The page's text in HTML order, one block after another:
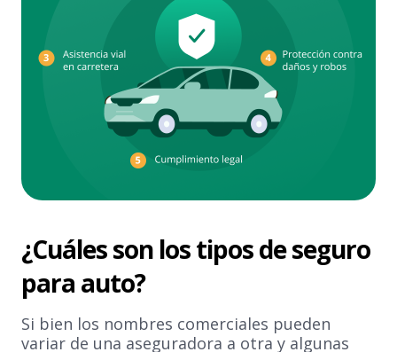
¿Cuáles son los tipos de seguro
para auto?
Si bien los nombres comerciales pueden
variar de una aseguradora a otra y algunas